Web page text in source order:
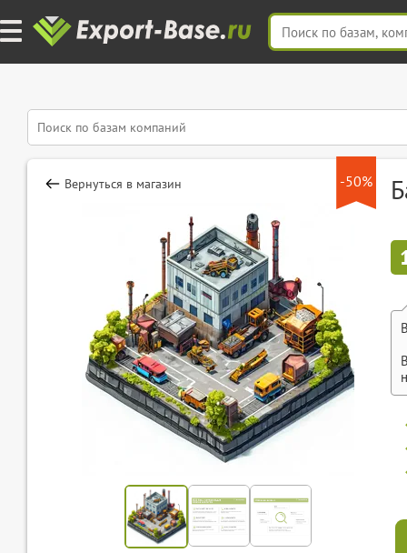
-50%
Вернуться в магазин